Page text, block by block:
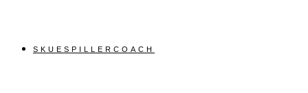
SKUESPILLERCOACH